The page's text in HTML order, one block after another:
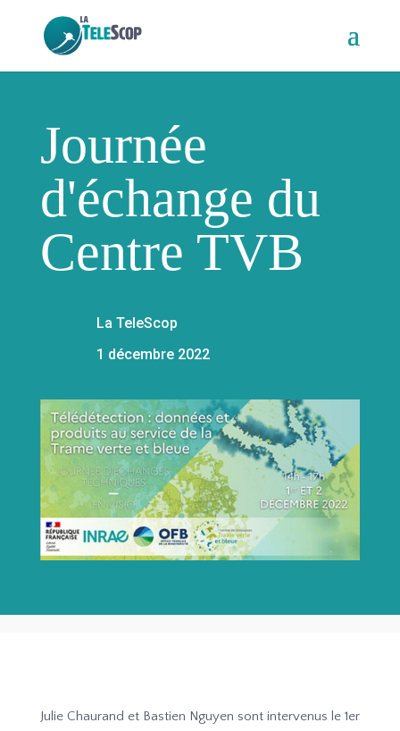
Journée
d'échange du
Centre TVB
La TeleScop
1 décembre 2022
Julie Chaurand et Bastien Nguyen sont intervenus le 1er